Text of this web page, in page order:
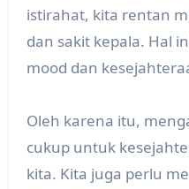
istirahat, kita rentan
dan sakit kepala. Hal
mood dan
Oleh karena itu,
cukup untuk
kita. Kita juga perlu